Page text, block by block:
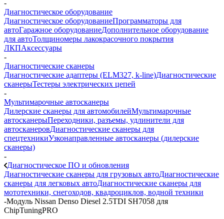
-
Диагностическое оборудование
Диагностическое оборудованиеПрограмматоры для
автоГаражное оборудованиеДополнительное оборудование
для автоТолщиномеры лакокрасочного покрытия
ЛКПАксессуары
-
Диагностические сканеры
Диагностические адаптеры (ELM327, k-line)Диагностические
сканерыТестеры электрических цепей
-
Мультимарочные автосканеры
Дилерские сканеры для автомобилейМультимарочные
автосканерыПереходники, разъемы, удлинители для
автосканеровДиагностические сканеры для
спецтехникиУзконаправленные автосканеры (дилерские
сканеры)
-
Диагностическое ПО и обновления
Диагностические сканеры для грузовых автоДиагностические
сканеры для легковых автоДиагностические сканеры для
мототехники, снегоходов, квадроциклов, водной техники
-Модуль Nissan Denso Diesel 2.5TDI SH7058 для
ChipTuningPRO